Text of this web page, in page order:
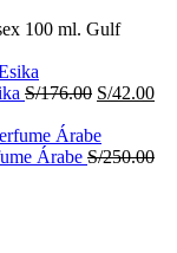
100 ml. Gulf
S/176.00 El
original
era:
S/42.00El
es:
Árabe S/250.00El